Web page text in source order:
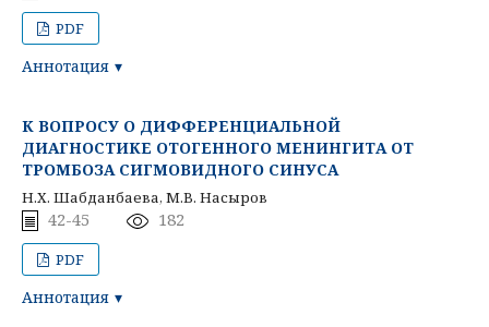
PDF
Аннотация
К ВОПРОСУ О ДИФФЕРЕНЦИАЛЬНОЙ
ДИАГНОСТИКЕ ОТОГЕННОГО МЕНИНГИТА ОТ
ТРОМБОЗА СИГМОВИДНОГО СИНУСА
Н.Х. Шабданбаева, М.В. Насыров
42-45 182
PDF
Аннотация